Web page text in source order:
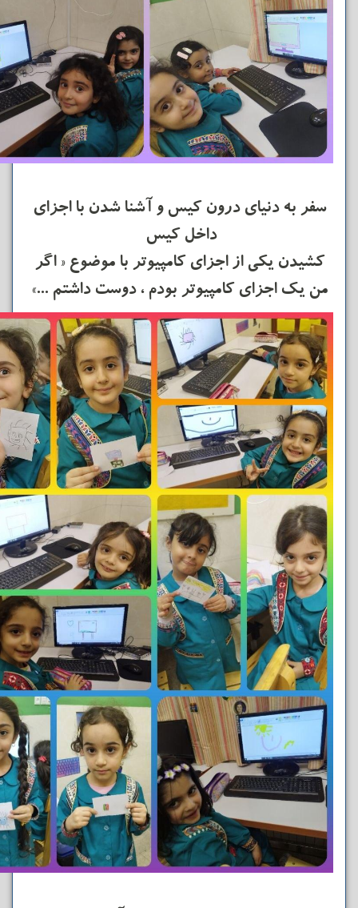
سفر به دنیای درون کیس و آشنا شدن با اجزای
داخل کیس
کشیدن یکی از اجزای کامپیوتر با موضوع « اگر
من یک اجزای کامپیوتر بودم ، دوست داشتم ...»